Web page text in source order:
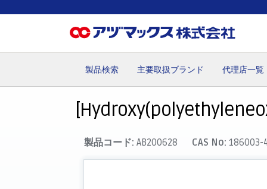
製品検索 主要取扱ブランド 代理店一覧
製品コード:AB200628 CAS No:186003-